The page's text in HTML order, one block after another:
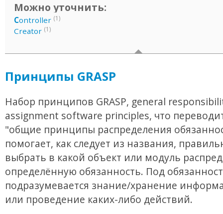
Можно уточнить:
Controller (1)
Creator (1)
Принципы GRASP
Набор принципов GRASP, general
assignment software principles, что
"общие принципы распределения
помогает, как следует из названия,
выбрать в какой объект или модуль
определённую обязанность. Под
подразумевается знание/хранение
или проведение каких-либо действий.